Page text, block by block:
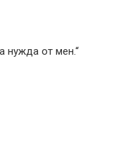
нужда от мен.“